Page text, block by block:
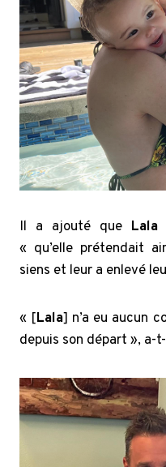
Il a ajouté que Lala
« qu’elle prétendait
siens et leur a enlevé
« [Lala] n’a eu aucun
depuis son départ », a-